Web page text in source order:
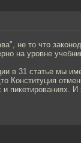
не то что
на уровне
в 31 статье мы
Конституция
пикетированиях.